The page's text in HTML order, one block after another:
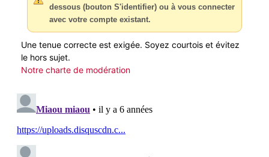
dessous (bouton S'identifier) ou à vous connecter
avec votre compte existant.
Une tenue correcte est exigée. Soyez courtois et évitez
le hors sujet.
Notre charte de modération